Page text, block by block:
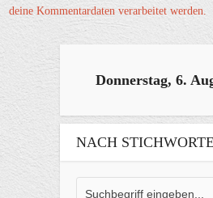
deine Kommentardaten verarbeitet werden.
Donnerstag, 6.
NACH